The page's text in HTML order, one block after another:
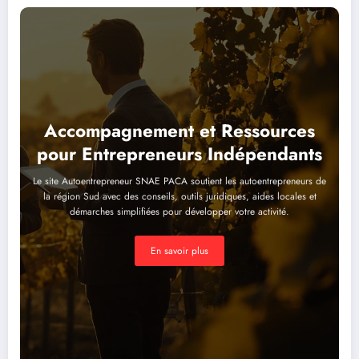
Accompagnement et Ressources
pour Entrepreneurs Indépendants
Le site Autoentrepreneur SNAE PACA soutient les autoentrepreneurs de
la région Sud avec des conseils, outils juridiques, aides locales et
démarches simplifiées pour développer votre activité.
En savoir plus